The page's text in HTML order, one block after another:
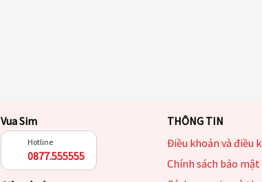
Vua Sim
Hotline
0877.555555
THÔNG TIN
Điều khoản và điều
Chính sách bảo mật